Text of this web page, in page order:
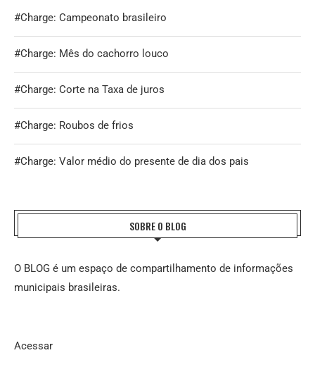
#Charge: Campeonato brasileiro
#Charge: Mês do cachorro louco
#Charge: Corte na Taxa de juros
#Charge: Roubos de frios
#Charge: Valor médio do presente de dia dos pais
SOBRE O BLOG
O BLOG é um espaço de compartilhamento de informações
municipais brasileiras.
Acessar